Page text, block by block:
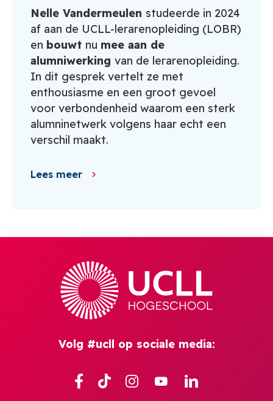
Nelle Vandermeulen studeerde in 2024
af aan de UCLL-lerarenopleiding (LOBR)
en bouwt nu mee aan de
alumniwerking van de lerarenopleiding.
In dit gesprek vertelt ze met
enthousiasme en een groot gevoel
voor verbondenheid waarom een sterk
alumninetwerk volgens haar echt een
verschil maakt.
Lees meer
Volg #ucll op sociale media:
Facebook
TikTok Instagram
YouTube